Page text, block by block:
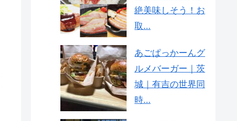
絶美味しそう！お
取...
あごぱっかーんグ
ルメバーガー｜茨
城｜有吉の世界同
時...